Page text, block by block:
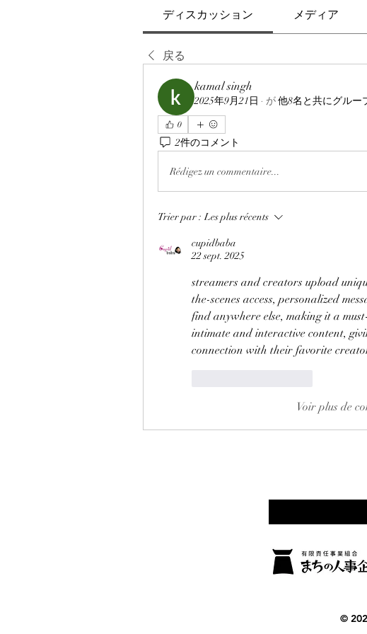
ディスカッション メディア
戻る
kamal singh
2025年9月21日 · が他8名と共にグルー
0
2件のコメント
Rédigez un commentaire...
Trier par : Les plus récents
cupidbaba
22 sept. 2025
streamers and creators upload
the-scenes access, personalized
find anywhere else, making it a
intimate and interactive content,
connection with their favorite
Voir plus de
©